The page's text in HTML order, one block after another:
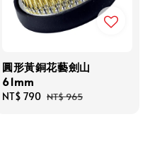
圓形黃銅花藝劍山
61mm
Sale
NT$ 790 Regular
NT$ 965